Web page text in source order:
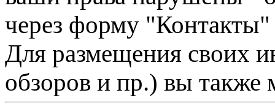
через форму "Контакты"
Для размещения своих
обзоров и пр.) вы также